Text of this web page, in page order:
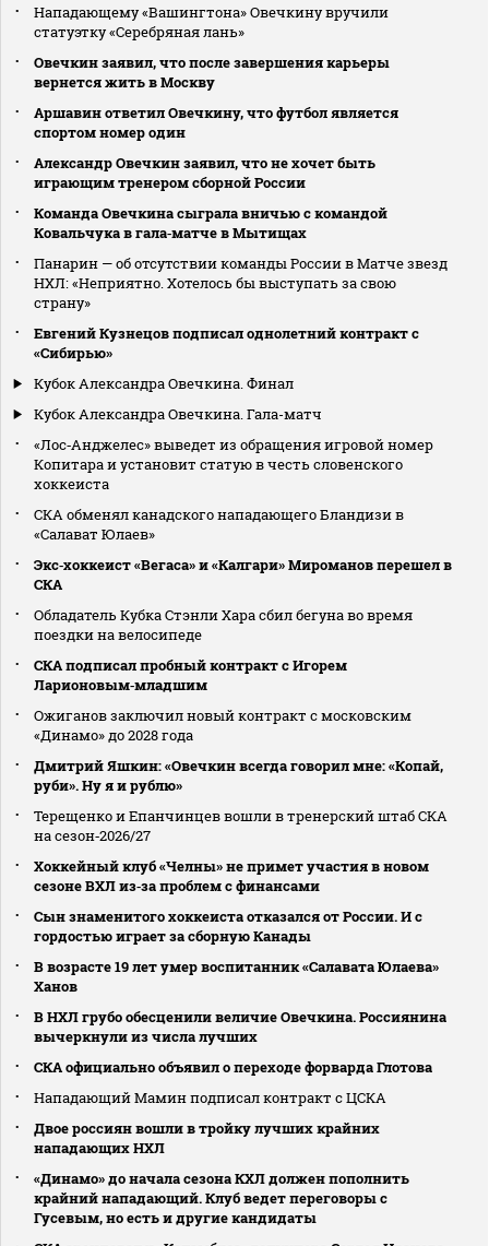
Нападающему «Вашингтона» Овечкину вручили
статуэтку «Серебряная лань»
Овечкин заявил, что после завершения карьеры
вернется жить в Москву
Аршавин ответил Овечкину, что футбол является
спортом номер один
Александр Овечкин заявил, что не хочет быть
играющим тренером сборной России
Команда Овечкина сыграла вничью с командой
Ковальчука в гала‑матче в Мытищах
Панарин — об отсутствии команды России в Матче звезд
НХЛ: «Неприятно. Хотелось бы выступать за свою
страну»
Евгений Кузнецов подписал однолетний контракт с
«Сибирью»
Кубок Александра Овечкина. Финал
Кубок Александра Овечкина. Гала-матч
«Лос‑Анджелес» выведет из обращения игровой номер
Копитара и установит статую в честь словенского
хоккеиста
СКА обменял канадского нападающего Бландизи в
«Салават Юлаев»
Экс‑хоккеист «Вегаса» и «Калгари» Мироманов перешел в
СКА
Обладатель Кубка Стэнли Хара сбил бегуна во время
поездки на велосипеде
СКА подписал пробный контракт с Игорем
Ларионовым‑младшим
Ожиганов заключил новый контракт с московским
«Динамо» до 2028 года
Дмитрий Яшкин: «Овечкин всегда говорил мне: «Копай,
руби». Ну я и рублю»
Терещенко и Епанчинцев вошли в тренерский штаб СКА
на сезон‑2026/27
Хоккейный клуб «Челны» не примет участия в новом
сезоне ВХЛ из‑за проблем с финансами
Сын знаменитого хоккеиста отказался от России. И с
гордостью играет за сборную Канады
В возрасте 19 лет умер воспитанник «Салавата Юлаева»
Ханов
В НХЛ грубо обесценили величие Овечкина. Россиянина
вычеркнули из числа лучших
СКА официально объявил о переходе форварда Глотова
Нападающий Мамин подписал контракт с ЦСКА
Двое россиян вошли в тройку лучших крайних
нападающих НХЛ
«Динамо» до начала сезона КХЛ должен пополнить
крайний нападающий. Клуб ведет переговоры с
Гусевым, но есть и другие кандидаты